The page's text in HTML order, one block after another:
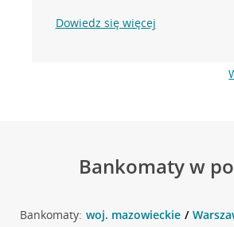
Dowiedz się więcej
Bankomaty w
Bankomaty: woj. mazowieckie